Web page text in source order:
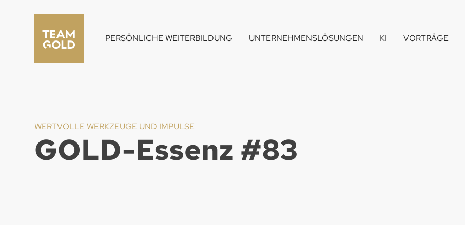
PERSÖNLICHE WEITERBILDUNG UNTERNEHMENSLÖSUNGEN KI VORTRÄGE
WERTVOLLE WERKZEUGE UND IMPULSE
GOLD-Essenz #83